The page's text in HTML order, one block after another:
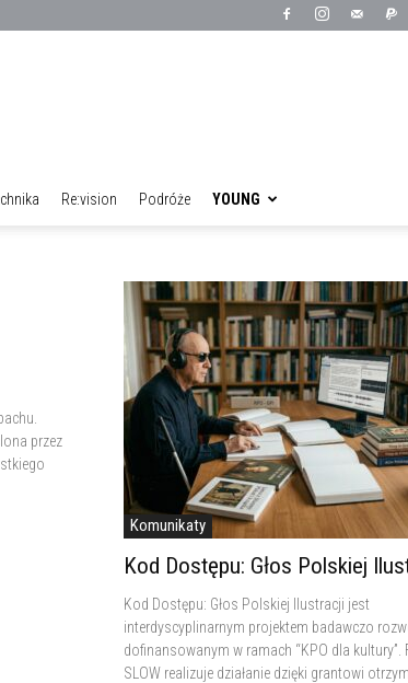
Re:vision Podróże YOUNG
przez
Komunikaty
Kod Dostępu: Głos Polskiej
Kod Dostępu: Głos Polskiej Ilustracji jest
interdyscyplinarnym projektem badawczo
dofinansowanym w ramach “KPO dla kultury”.
SLOW realizuje działanie dzięki grantowi